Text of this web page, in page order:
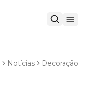
Notícias Decoração